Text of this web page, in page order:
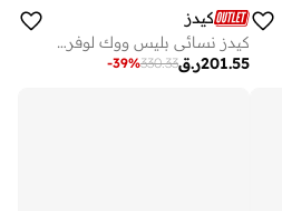
كيدز
كيدز نسائي بليس ووك لوفر رياضي كحلي
ر.ق201.55
330.33
-39%